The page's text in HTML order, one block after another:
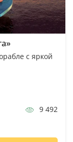
с яркой
9 492